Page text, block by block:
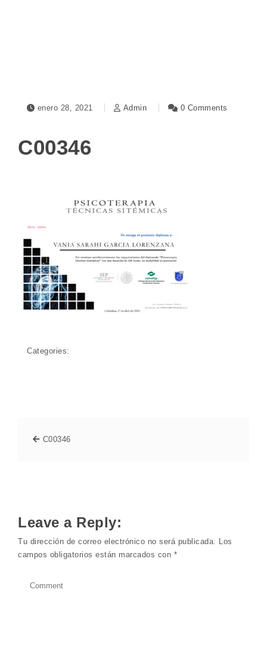
enero 28, 2021 Admin 0 Comments
C00346
Categories:
C00346
Leave a Reply:
Tu dirección de correo electrónico no será publicada. Los
campos obligatorios están marcados con *